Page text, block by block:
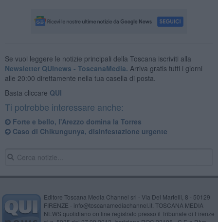
Se vuoi leggere le notizie principali della Toscana iscriviti alla
Newsletter QUInews - ToscanaMedia. Arriva gratis tutti i giorni
alle 20:00 direttamente nella tua casella di posta.
Basta cliccare QUI
Ti potrebbe interessare anche:
Forte e bello, l'Arezzo domina la Torres
Caso di Chikungunya, disinfestazione urgente
Editore Toscana Media Channel srl - Via Dei Martelli, 8 - 50129
FIRENZE - info@toscanamediachannel.it. TOSCANA MEDIA
NEWS quotidiano on line registrato presso il Tribunale di Firenze